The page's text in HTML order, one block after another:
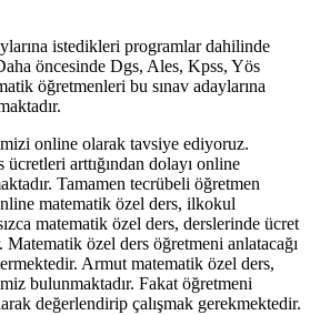
istedikleri programlar dahilinde
öncesinde Dgs, Ales, Kpss, Yös
öğretmenleri bu sınav adaylarına
online olarak tavsiye ediyoruz.
arttığından dolayı online
Tamamen tecrübeli öğretmen
matematik özel ders, ilkokul
matematik özel ders, derslerinde ücret
Matematik özel ders öğretmeni anlatacağı
Armut matematik özel ders,
bulunmaktadır. Fakat öğretmeni
değerlendirip çalışmak gerekmektedir.